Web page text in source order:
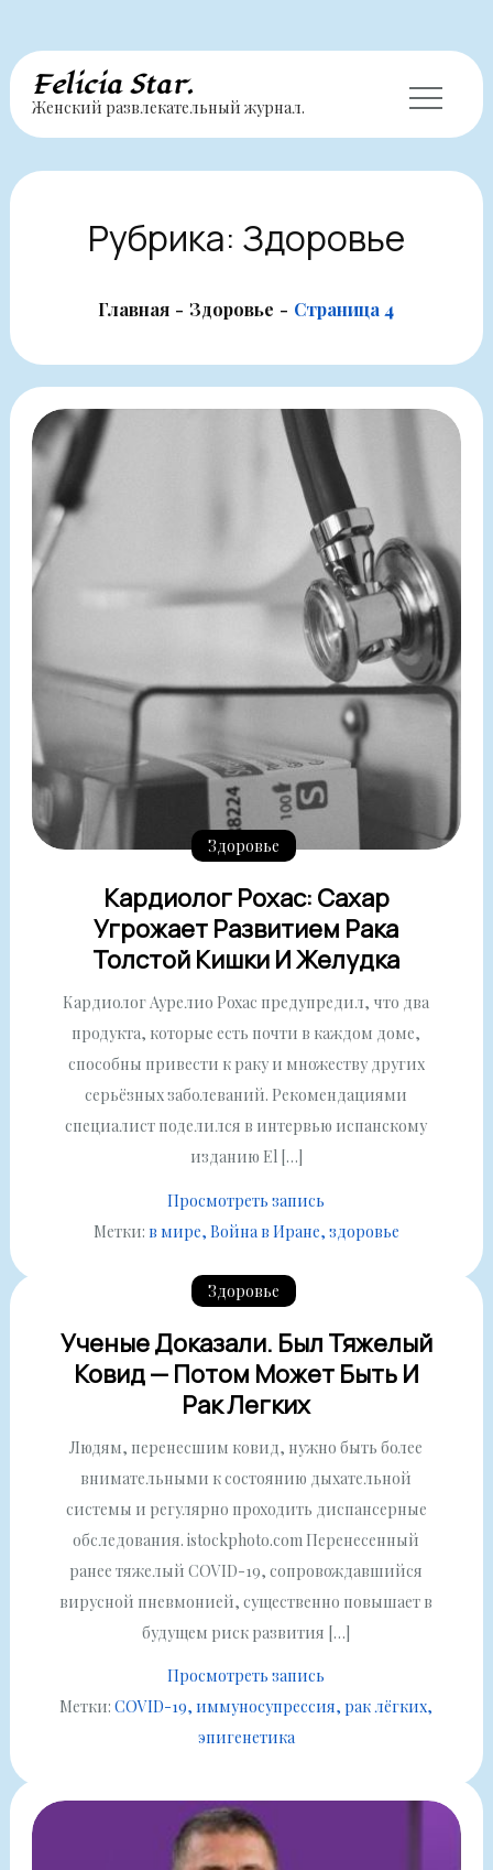
Перейти
содержимому
Felicia Star.
Женский развлекательный журнал.
Рубрика: Здоровье
Главная Здоровье Страница 4
Здоровье
Кардиолог Рохас: Сахар
Угрожает Развитием Рака
Толстой Кишки И Желудка
Кардиолог Аурелио Рохас предупредил, что два
продукта, которые есть почти в каждом доме,
способны привести к раку и множеству других
серьёзных заболеваний. Рекомендациями
специалист поделился в интервью испанскому
изданию El […]
Просмотреть запись
Метки: в мире Война в Иране здоровье
Здоровье
Ученые Доказали. Был Тяжелый
Ковид — Потом Может Быть И
Рак Легких
Людям, перенесшим ковид, нужно быть более
внимательными к состоянию дыхательной
системы и регулярно проходить диспансерные
обследования. istockphoto.com Перенесенный
ранее тяжелый COVID-19, сопровождавшийся
вирусной пневмонией, существенно повышает в
будущем риск развития […]
Просмотреть запись
Метки:COVID-19 иммуносупрессия рак лёгких
эпигенетика